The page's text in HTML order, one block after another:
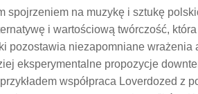
na muzykę i sztukę
i wartościową twórczość,
pozostawia niezapomniane wrażenia
eksperymentalne propozycje
współpraca Loverdozed z